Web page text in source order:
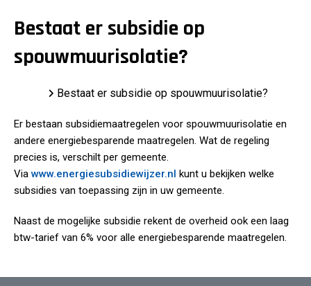
Bestaat er subsidie op
spouwmuurisolatie?
Bestaat er subsidie op spouwmuurisolatie?
Er bestaan subsidiemaatregelen voor spouwmuurisolatie en
andere energiebesparende maatregelen. Wat de regeling
precies is, verschilt per gemeente.
Via www.energiesubsidiewijzer.nl kunt u bekijken welke
subsidies van toepassing zijn in uw gemeente.
Naast de mogelijke subsidie rekent de overheid ook een laag
btw-tarief van 6% voor alle energiebesparende maatregelen.